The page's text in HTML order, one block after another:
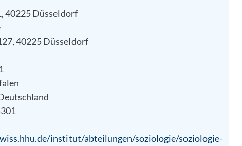
40225 Düsseldorf
40225 Düsseldorf
institut/abteilungen/soziologie/soziologie-